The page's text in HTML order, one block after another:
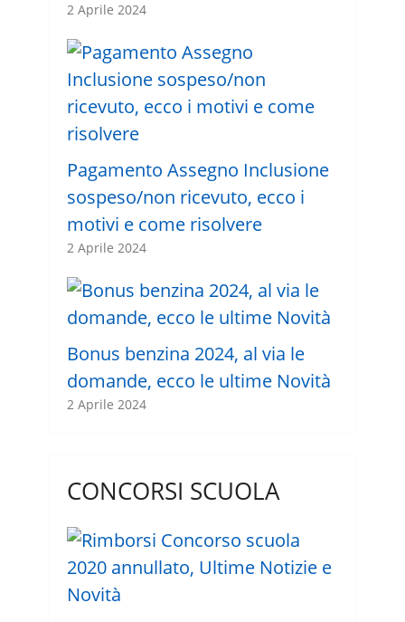
2 Aprile 2024
Pagamento Assegno Inclusione
sospeso/non ricevuto, ecco i
motivi e come risolvere
2 Aprile 2024
Bonus benzina 2024, al via le
domande, ecco le ultime Novità
2 Aprile 2024
CONCORSI SCUOLA